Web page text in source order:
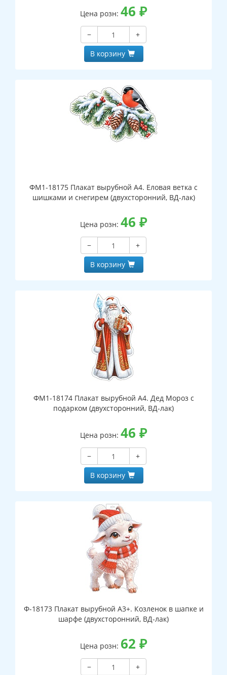
Цена розн: 46 ₽
−
+
В корзину
ФМ1-18175 Плакат вырубной А4. Еловая ветка с
шишками и снегирем (двухсторонний, ВД-лак)
Цена розн: 46 ₽
−
+
В корзину
ФМ1-18174 Плакат вырубной А4. Дед Мороз с
подарком (двухсторонний, ВД-лак)
Цена розн: 46 ₽
−
+
В корзину
Ф-18173 Плакат вырубной А3+. Козленок в шапке и
шарфе (двухсторонний, ВД-лак)
Цена розн: 62 ₽
−
+